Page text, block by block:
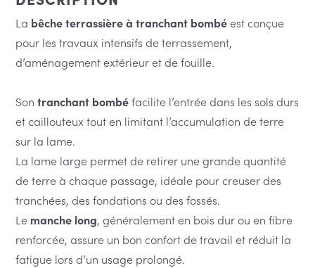
La bêche terrassière à tranchant bombéest conçue
pour les travaux intensifs de terrassement,
d’aménagement extérieur et de fouille.
Sontranchant bombéfacilite l’entrée dans les sols durs
et caillouteux tout en limitant l’accumulation de terre
sur la lame.
La lame large permet de retirer une grande quantité
de terre à chaque passage, idéale pour creuser des
tranchées, des fondations ou des fossés.
Le manche long, généralement en bois dur ou en fibre
renforcée, assure un bon confort de travail et réduit la
fatigue lors d’un usage prolongé.